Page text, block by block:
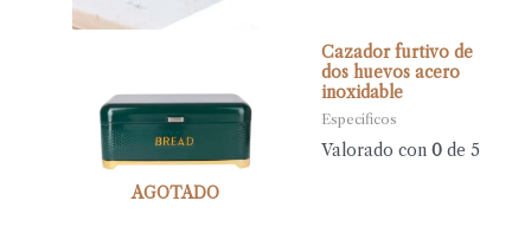
AGOTADO
Cazador furtivo de
dos huevos acero
inoxidable
Específicos
Valorado con 0de 5